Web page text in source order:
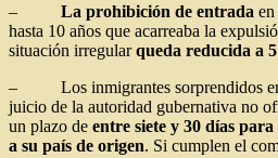
– La prohibición de entrada
hasta 10 años que acarreaba la
situación irregularqueda reducida a
– Los inmigrantes sorprendidos en
juicio de la autoridad gubernativa no
un plazo de entre siete y 30 días
a su país de origen. Si cumplen el